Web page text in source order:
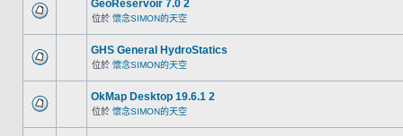
GeoReservoir 7.0 2
位於 懷念SIMON的天空
GHS General HydroStatics
位於 懷念SIMON的天空
OkMap Desktop 19.6.1 2
位於 懷念SIMON的天空